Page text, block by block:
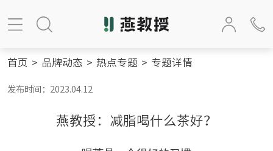
首页 > 品牌动态 > 热点专题 > 专题详情
发布时间：2023.04.12
燕教授：减脂喝什么茶好？